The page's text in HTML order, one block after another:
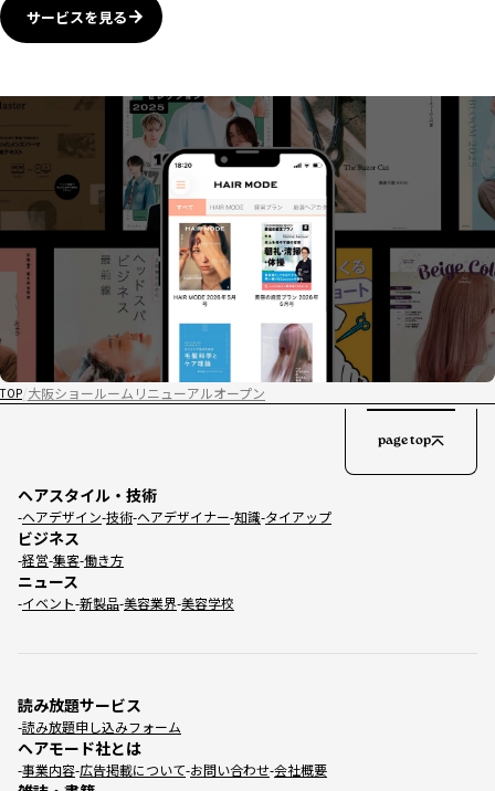
サービスを見る
TOP 大阪ショールームリニューアルオープン
ヘアスタイル・技術
ヘアデザイン 技術 ヘアデザイナー 知識 タイアップ
ビジネス
経営 集客 働き方
ニュース
イベント 新製品 美容業界 美容学校
読み放題サービス
読み放題申し込みフォーム
ヘアモード社とは
事業内容 広告掲載について お問い合わせ 会社概要
page top